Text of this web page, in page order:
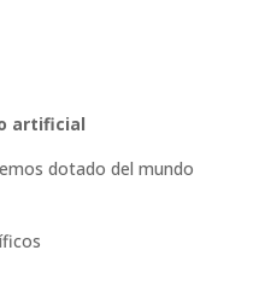
artificial
dotado del mundo